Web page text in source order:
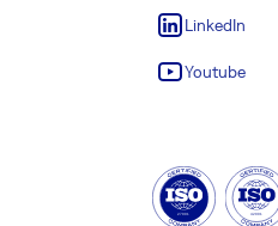
LinkedIn
Youtube